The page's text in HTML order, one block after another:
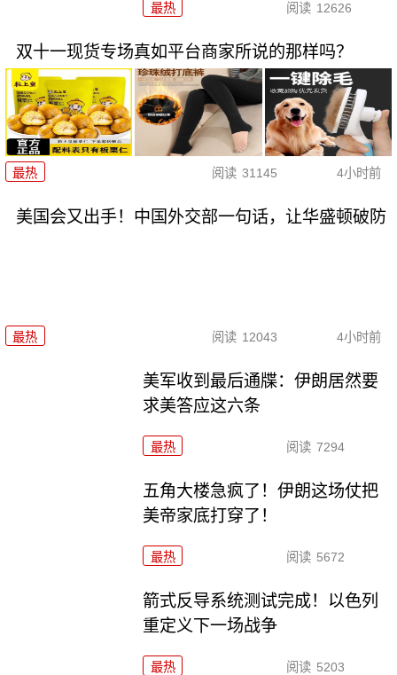
最热 阅读 12626
双十一现货专场真如平台商家所说的那样吗？
最热 阅读 31145 4小时前
美国会又出手！中国外交部一句话，让华盛顿破防
最热 阅读 12043 4小时前
美军收到最后通牒：伊朗居然要
求美答应这六条
最热 阅读 7294
五角大楼急疯了！伊朗这场仗把
美帝家底打穿了！
最热 阅读 5672
箭式反导系统测试完成！以色列
重定义下一场战争
最热 阅读 5203